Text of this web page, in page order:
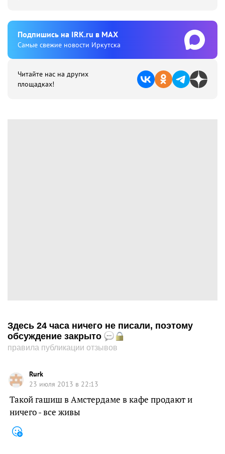
Подпишиcь на IRK.ru в MAX
Cамые свежие новости Иркутска
Читайте нас на других
площадках!
Здесь 24 часа ничего не писали, поэтому
обсуждение закрыто
правила публикации отзывов
Rurk
23 июля 2013 в 22:13
Такой гашиш в Амстердаме в кафе продают и
ничего - все живы